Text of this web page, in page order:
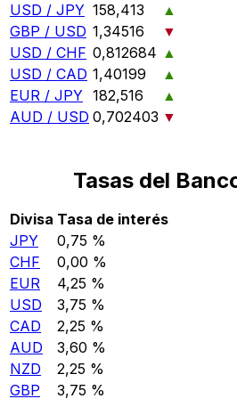
USD / JPY 158,413
▲
GBP / USD 1,34516
▼
USD / CHF 0,812684 ▲
USD / CAD 1,40199
▲
EUR / JPY 182,516
▲
AUD / USD 0,702403 ▼
Tasas del
Divisa Tasa de interés
JPY
0,75 %
CHF
0,00 %
EUR
4,25 %
USD
3,75 %
CAD
2,25 %
AUD
3,60 %
NZD
2,25 %
GBP
3,75 %